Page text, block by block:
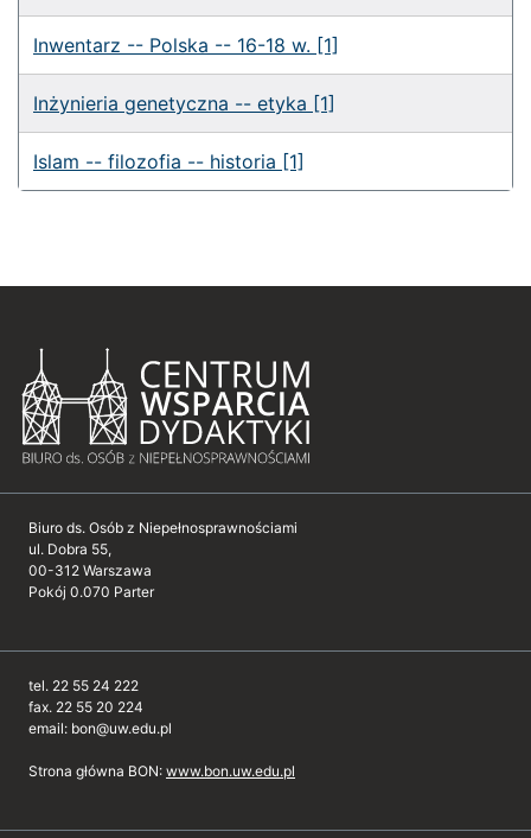
Inwentarz -- Polska -- 16-18 w. [1]
Inżynieria genetyczna -- etyka [1]
Islam -- filozofia -- historia [1]
Biuro ds. Osób z Niepełnosprawnościami
ul. Dobra 55,
00-312 Warszawa
Pokój 0.070 Parter
tel. 22 55 24 222
fax. 22 55 20 224
email: bon@uw.edu.pl
Strona główna BON: www.bon.uw.edu.pl